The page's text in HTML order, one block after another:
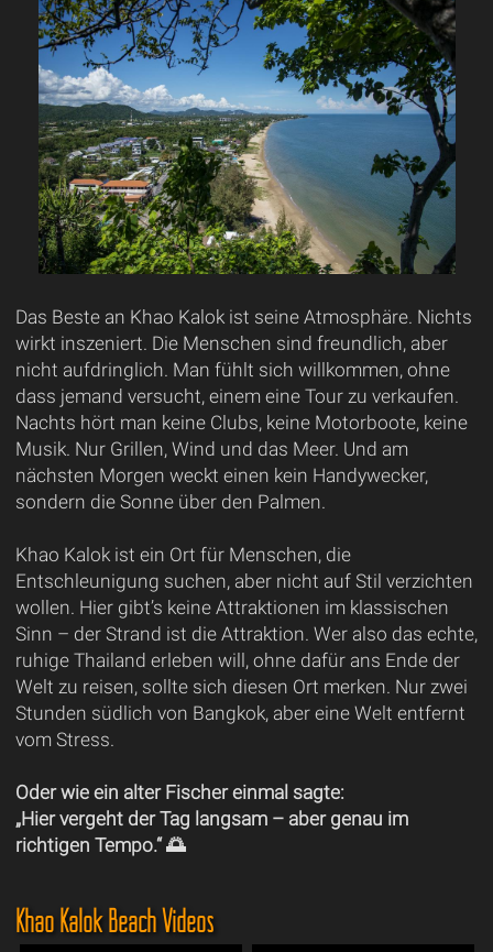
Das Beste an Khao Kalok ist seine Atmosphäre. Nichts
wirkt inszeniert. Die Menschen sind freundlich, aber
nicht aufdringlich. Man fühlt sich willkommen, ohne
dass jemand versucht, einem eine Tour zu verkaufen.
Nachts hört man keine Clubs, keine Motorboote, keine
Musik. Nur Grillen, Wind und das Meer. Und am
nächsten Morgen weckt einen kein Handywecker,
sondern die Sonne über den Palmen.
Khao Kalok ist ein Ort für Menschen, die
Entschleunigung suchen, aber nicht auf Stil verzichten
wollen. Hier gibt’s keine Attraktionen im klassischen
Sinn – der Strand ist die Attraktion. Wer also das echte,
ruhige Thailand erleben will, ohne dafür ans Ende der
Welt zu reisen, sollte sich diesen Ort merken. Nur zwei
Stunden südlich von Bangkok, aber eine Welt entfernt
vom Stress.
Oder wie ein alter Fischer einmal sagte:
„Hier vergeht der Tag langsam – aber genau im
richtigen Tempo.“ 🌅
Khao Kalok Beach Videos